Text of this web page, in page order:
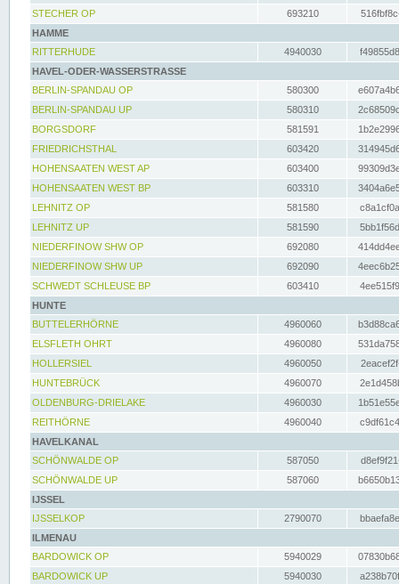
STECHER OP
693210
HAMME
RITTERHUDE
4940030
HAVEL-ODER-WASSERSTRASSE
BERLIN-SPANDAU OP
580300
BERLIN-SPANDAU UP
580310
BORGSDORF
581591
FRIEDRICHSTHAL
603420
HOHENSAATEN WEST AP
603400
HOHENSAATEN WEST BP
603310
LEHNITZ OP
581580
LEHNITZ UP
581590
NIEDERFINOW SHW OP
692080
NIEDERFINOW SHW UP
692090
SCHWEDT SCHLEUSE BP
603410
HUNTE
BUTTELERHÖRNE
4960060
ELSFLETH OHRT
4960080
HOLLERSIEL
4960050
HUNTEBRÜCK
4960070
OLDENBURG-DRIELAKE
4960030
REITHÖRNE
4960040
HAVELKANAL
SCHÖNWALDE OP
587050
SCHÖNWALDE UP
587060
IJSSEL
IJSSELKOP
2790070
ILMENAU
BARDOWICK OP
5940029
BARDOWICK UP
5940030